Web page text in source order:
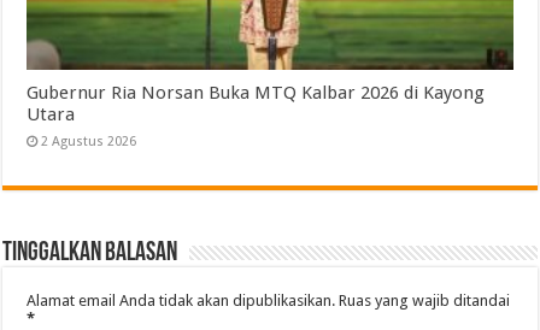
Gubernur Ria Norsan Buka MTQ Kalbar 2026 di Kayong
Utara
2 Agustus 2026
Tinggalkan Balasan
Alamat email Anda tidak akan dipublikasikan. Ruas yang wajib ditandai
*